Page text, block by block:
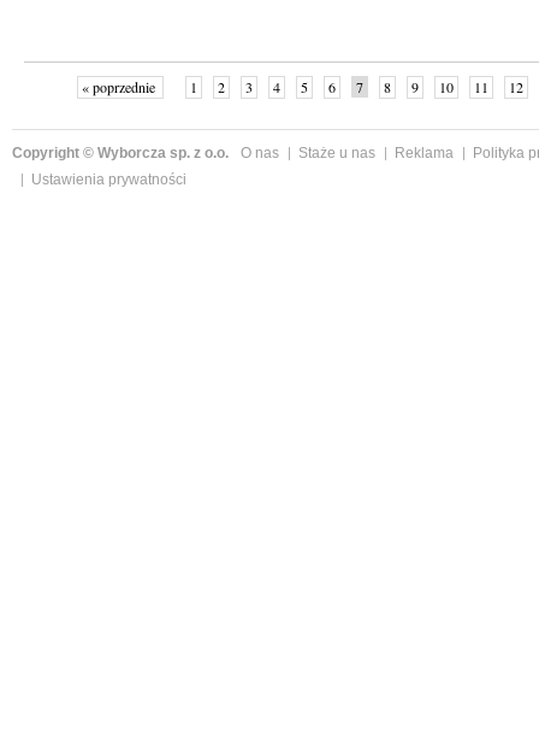
« poprzednie 1 2 3 4 5 6 7 8 9 10 11 12
Copyright © Wyborcza sp. z o.o. O nas Staże u nas Reklama
Polityka
Ustawienia prywatności